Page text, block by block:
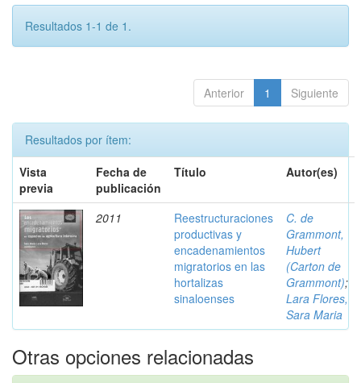
Resultados 1-1 de 1.
Anterior 1 Siguiente
Resultados por ítem:
Vista
previa
Fecha de
publicación
Título Autor(es)
2011
Reestructuraciones
productivas y
encadenamientos
migratorios en las
hortalizas
sinaloenses
C. de
Grammont,
Hubert
(Carton de
Grammont);
Lara Flores,
Sara Maria
Otras opciones relacionadas